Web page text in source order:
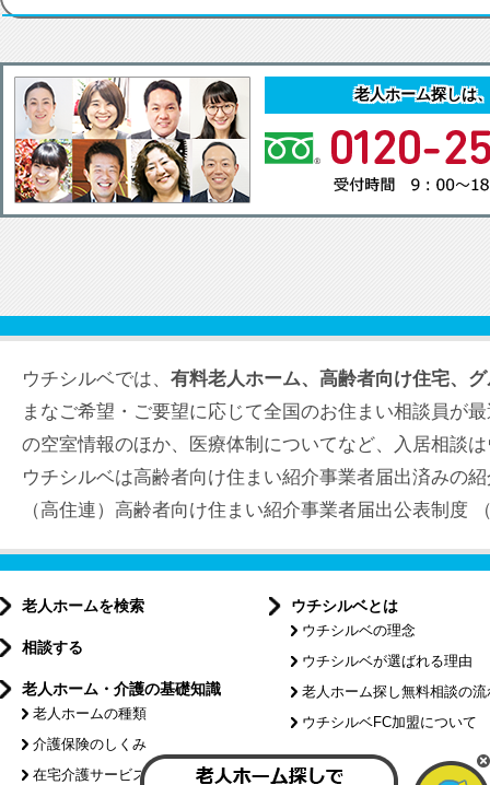
老人ホーム探しは
ウチシルベでは、 有料老人ホーム、高齢者向け住宅、
まなご希望・ご要望に応じて全国のお住まい相談員が
の空室情報のほか、医療体制についてなど、入居相談
ウチシルベは高齢者向け住まい紹介事業者届出済みの
（高住連）高齢者向け住まい紹介事業者届出公表制度
老人ホームを検索
相談する
老人ホーム・介護の基礎知識
老人ホームの種類
介護保険のしくみ
在宅介護サービスについて
ウチシルベとは
ウチシルベの理念
ウチシルベが選ばれる理由
老人ホーム探し無料相談の流
ウチシルベFC加盟について
特集記事